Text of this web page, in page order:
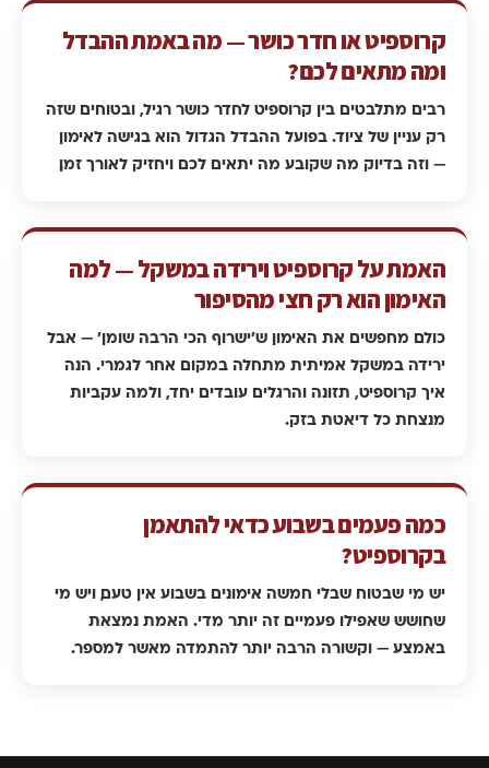
קרוספיט או חדר כושר — מה באמת ההבדל
ומה מתאים לכם?
רבים מתלבטים בין קרוספיט לחדר כושר רגיל, ובטוחים שזה
רק עניין של ציוד. בפועל ההבדל הגדול הוא בגישה לאימון
— וזה בדיוק מה שקובע מה יתאים לכם ויחזיק לאורך זמן.
האמת על קרוספיט וירידה במשקל — למה
האימון הוא רק חצי מהסיפור
כולם מחפשים את האימון ש׳ישרוף הכי הרבה שומן׳ — אבל
ירידה במשקל אמיתית מתחלה במקום אחר לגמרי. הנה
איך קרוספיט, תזונה והרגלים עובדים יחד, ולמה עקביות
מנצחת כל דיאטת בזק.
כמה פעמים בשבוע כדאי להתאמן
בקרוספיט?
יש מי שבטוח שבלי חמשה אימונים בשבוע אין טעם, ויש מי
שחושש שאפילו פעמיים זה יותר מדי. האמת נמצאת
באמצע — וקשורה הרבה יותר להתמדה מאשר למספר.